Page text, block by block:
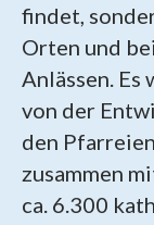
findet,
Orten und
Anlässen. Es
von der
den
zusammen
ca. 6.300